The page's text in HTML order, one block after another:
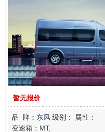
暂无报价
品 牌： 东风 级别：
属性：
变速箱：MT,